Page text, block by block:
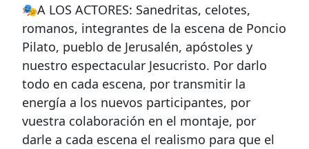
🎭A LOS ACTORES: Sanedritas, celotes,
romanos, integrantes de la escena de Poncio
Pilato, pueblo de Jerusalén, apóstoles y
nuestro espectacular Jesucristo. Por darlo
todo en cada escena, por transmitir la
energía a los nuevos participantes, por
vuestra colaboración en el montaje, por
darle a cada escena el realismo para que el